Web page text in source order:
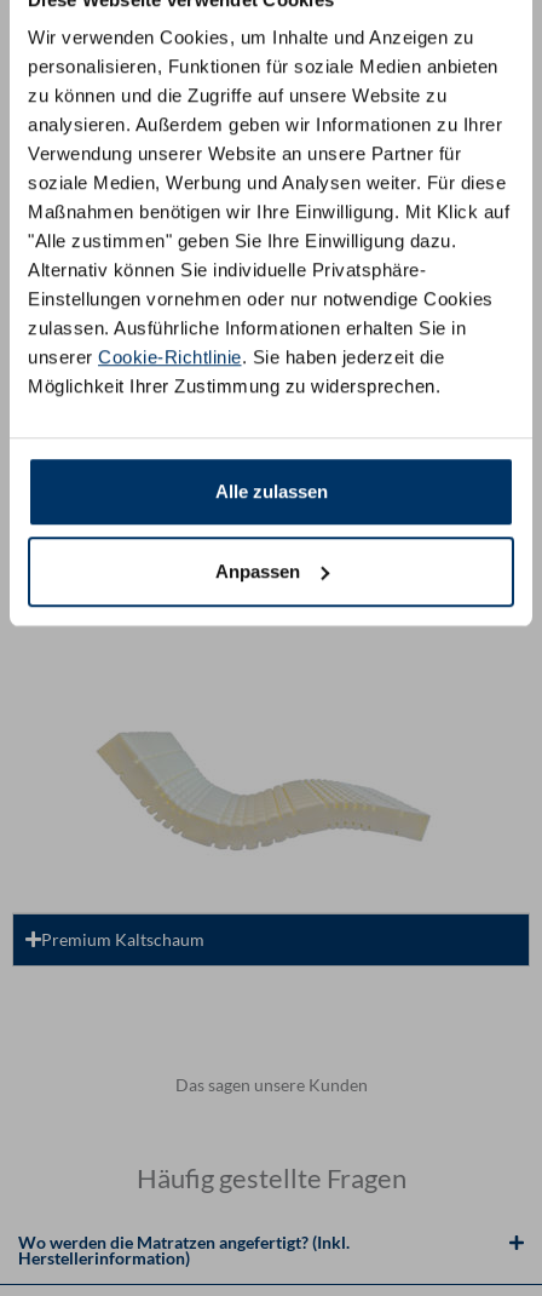
Wir verwenden Cookies, um Inhalte und Anzeigen zu
personalisieren, Funktionen für soziale Medien anbieten
zu können und die Zugriffe auf unsere Website zu
analysieren. Außerdem geben wir Informationen zu Ihrer
Verwendung unserer Website an unsere Partner für
soziale Medien, Werbung und Analysen weiter. Für diese
Maßnahmen benötigen wir Ihre Einwilligung. Mit Klick auf
"Alle zustimmen" geben Sie Ihre Einwilligung dazu.
Alternativ können Sie individuelle Privatsphäre-
Einstellungen vornehmen oder nur notwendige Cookies
zulassen. Ausführliche Informationen erhalten Sie in
unserer Cookie-Richtlinie. Sie haben jederzeit die
Möglichkeit Ihrer Zustimmung zu widersprechen.
Alle zulassen
Anpassen
Komfort Kaltschaum
Taschenfederkernmodell
Premium Kaltschaum
Das sagen unsere Kunden
Häufig gestellte Fragen
Wo werden die Matratzen angefertigt? (Inkl.
Herstellerinformation)